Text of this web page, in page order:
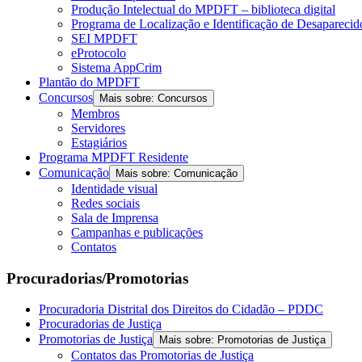
Produção Intelectual do MPDFT – biblioteca digital
Programa de Localização e Identificação de
SEI MPDFT
eProtocolo
Sistema AppCrim
Plantão do MPDFT
Concursos
Mais sobre: Concursos
Membros
Servidores
Estagiários
Programa MPDFT Residente
Comunicação
Mais sobre: Comunicação
Identidade visual
Redes sociais
Sala de Imprensa
Campanhas e publicações
Contatos
Procuradorias/Promotorias
Procuradoria Distrital dos Direitos do Cidadão – PDDC
Procuradorias de Justiça
Promotorias de Justiça
Mais sobre: Promotorias de Justiça
Contatos das Promotorias de Justiça